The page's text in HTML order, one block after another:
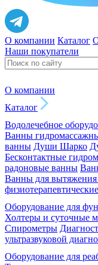
О компании Каталог
Наши покупатели
О компании
Каталог
Водолечебное
Ванны
ванны Души Шарко
Бесконтактные
радоновые ванны
Ванны для вытяжения
физиотерапевтические
Оборудование для
Холтеры и суточные
Спирометры
ультразвуковой
Оборудование для